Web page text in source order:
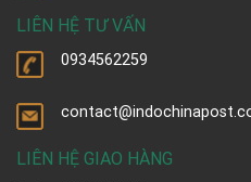
LIÊN HỆ TƯ VẤN
0934562259
LIÊN HỆ GIAO HÀNG